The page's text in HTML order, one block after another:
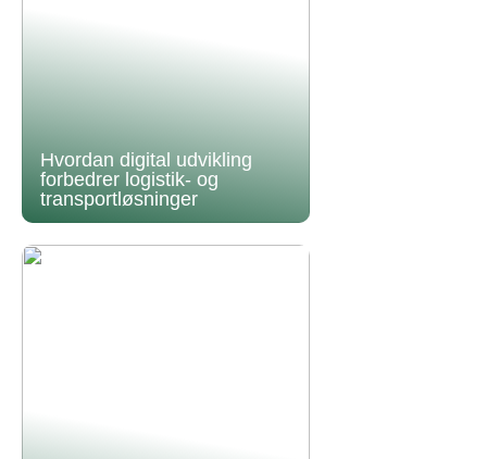
Hvordan digital udvikling
forbedrer logistik- og
transportløsninger